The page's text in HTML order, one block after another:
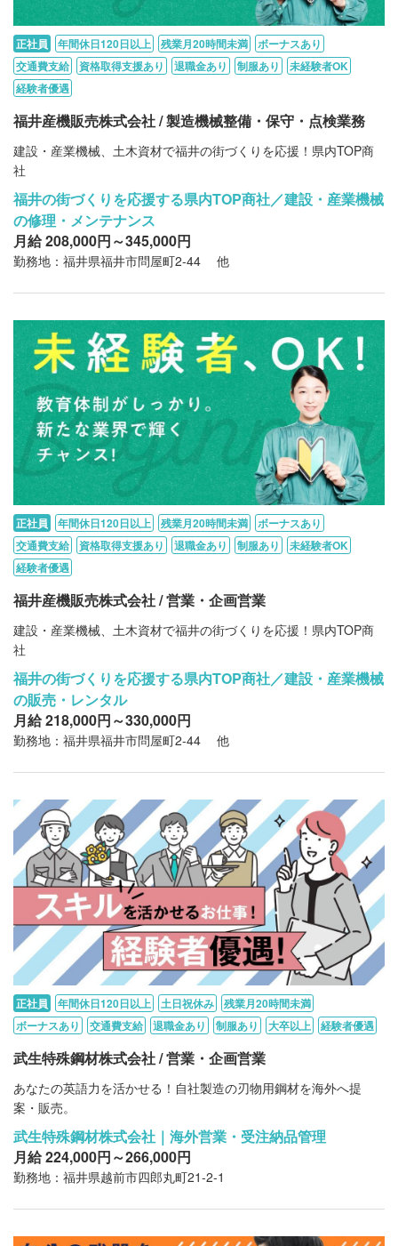
正社員 年間休日120日以上 残業月20時間未満
ボーナスあり
交通費支給
資格取得支援あり 退職金あり 制服あり
未経験者OK
経験者優遇
福井産機販売株式会社 / 製造機械整備・保守・点検業務
建設・産業機械、土木資材で福井の街づくりを応援！県内TOP商
社
福井の街づくりを応援する県内TOP商社／建設・産業機械
の修理・メンテナンス
月給 208,000円～345,000円
勤務地：福井県福井市問屋町2-44 他
正社員 年間休日120日以上 残業月20時間未満
ボーナスあり
交通費支給
資格取得支援あり 退職金あり 制服あり
未経験者OK
経験者優遇
福井産機販売株式会社 / 営業・企画営業
建設・産業機械、土木資材で福井の街づくりを応援！県内TOP商
社
福井の街づくりを応援する県内TOP商社／建設・産業機械
の販売・レンタル
月給 218,000円～330,000円
勤務地：福井県福井市問屋町2-44 他
正社員 年間休日120日以上 土日祝休み
残業月20時間未満
ボーナスあり
交通費支給 退職金あり 制服あり 大卒以上 経験者優遇
武生特殊鋼材株式会社 / 営業・企画営業
あなたの英語力を活かせる！自社製造の刃物用鋼材を海外へ提
案・販売。
武生特殊鋼材株式会社｜海外営業・受注納品管理
月給 224,000円～266,000円
勤務地：福井県越前市四郎丸町21-2-1